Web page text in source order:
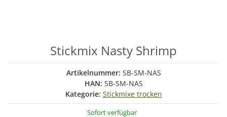
Stickmix Nasty Shrimp
Artikelnummer: SB-SM-NAS
HAN: SB-SM-NAS
Kategorie: Stickmixe trocken
Sofort verfügbar